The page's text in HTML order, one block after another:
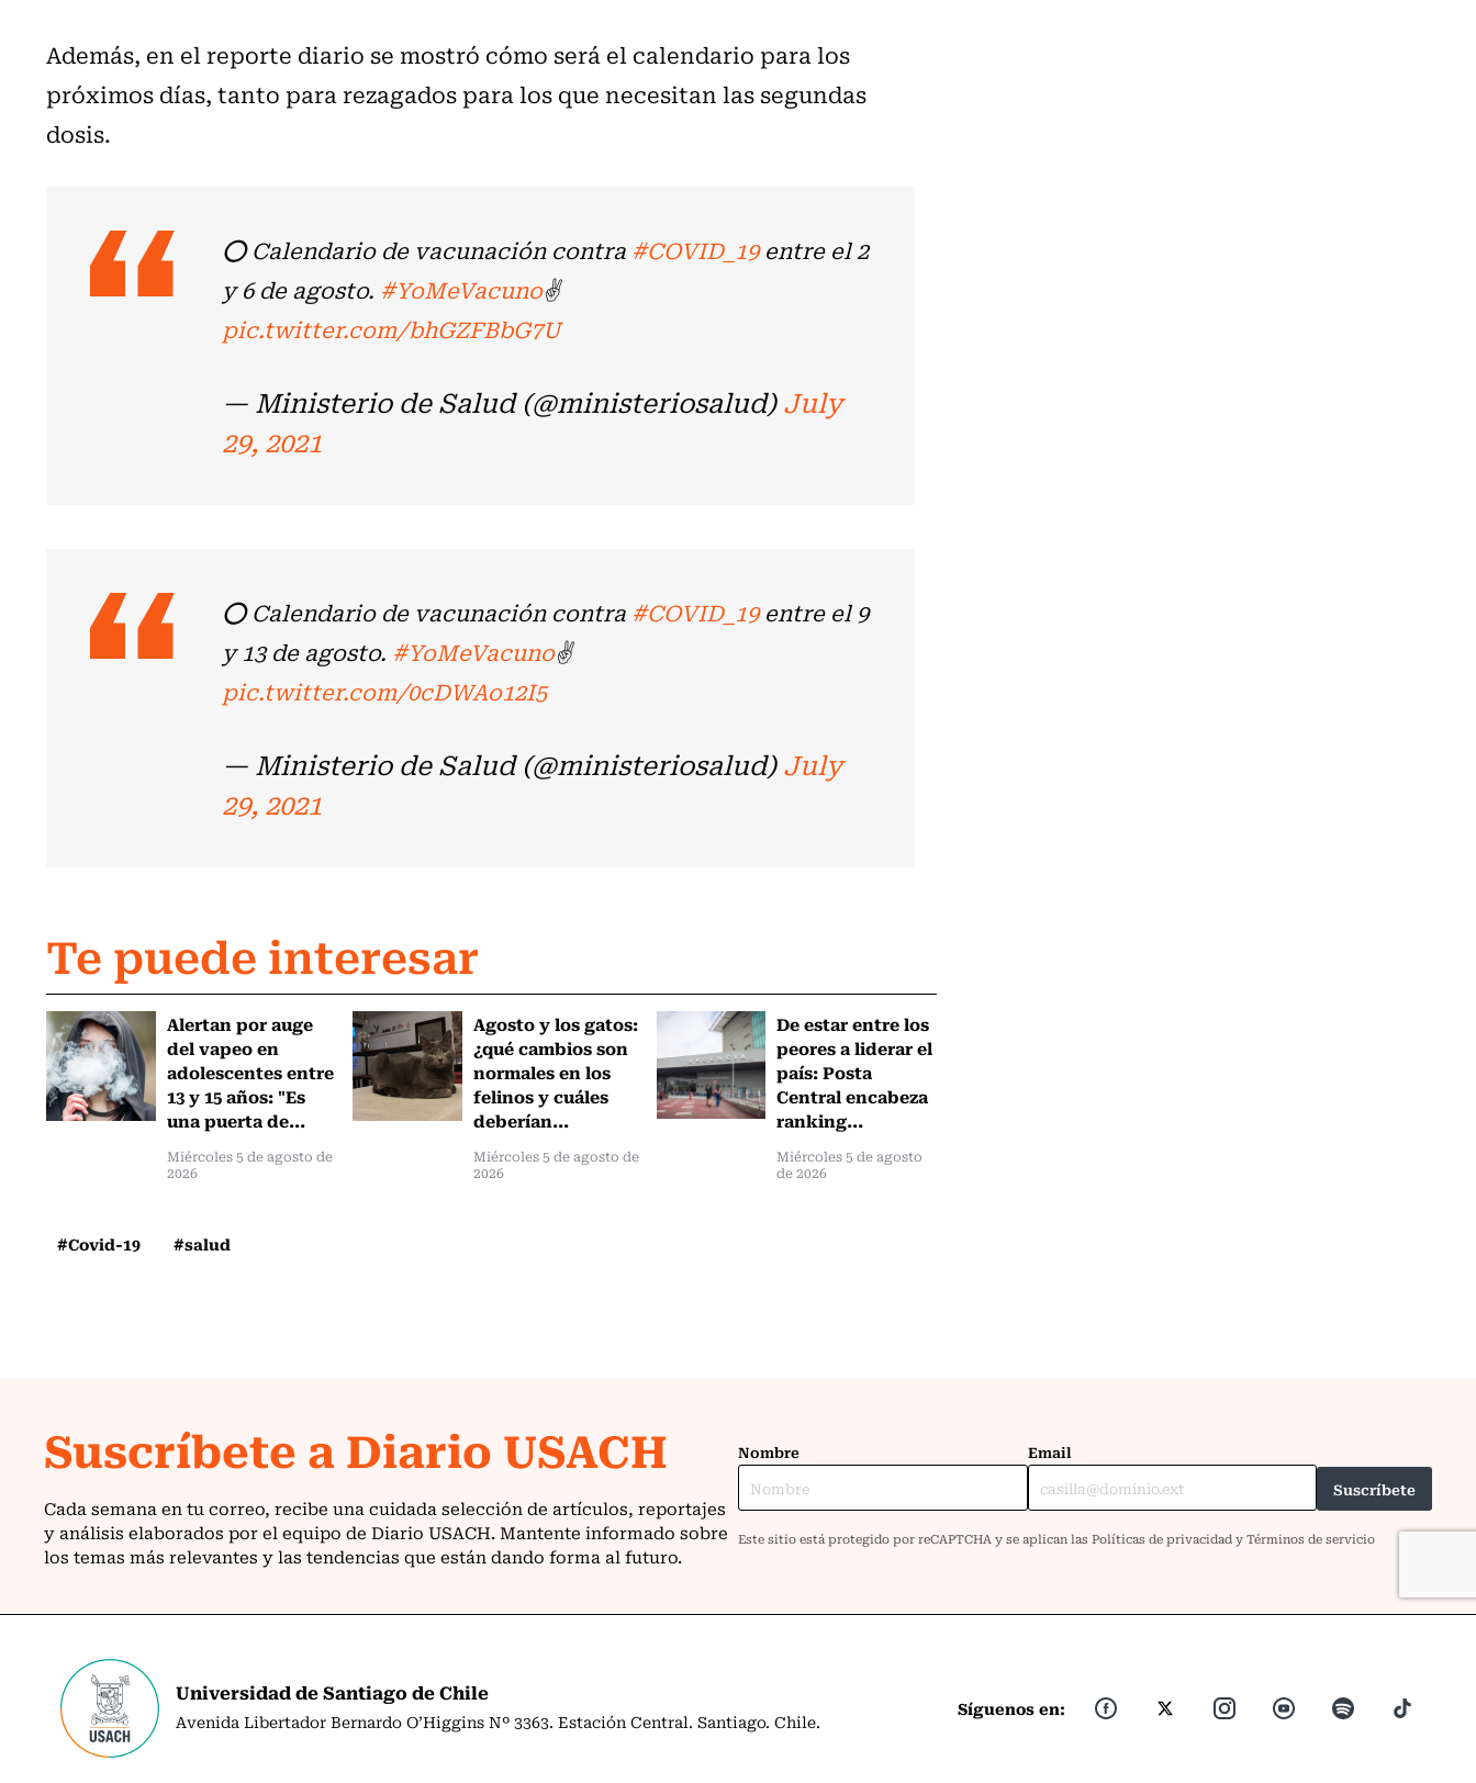
Además, en el reporte diario se mostró cómo será el calendario para los
próximos días, tanto para rezagados para los que necesitan las segundas
dosis.
⭕ Calendario de vacunación contra #COVID_19entre el 2
y 6 de agosto. #YoMeVacuno✌️
pic.twitter.com/bhGZFBbG7U
— Ministerio de Salud (@ministeriosalud)July
29, 2021
⭕ Calendario de vacunación contra #COVID_19entre el 9
y 13 de agosto. #YoMeVacuno✌️
pic.twitter.com/0cDWAo12I5
— Ministerio de Salud (@ministeriosalud)July
29, 2021
Te puede interesar
Alertan por auge
del vapeo en
adolescentes entre
13 y 15 años: "Es
una puerta de...
Miércoles 5 de agosto de
2026
Agosto y los gatos:
¿qué cambios son
normales en los
felinos y cuáles
deberían...
Miércoles 5 de agosto de
2026
De estar entre los
peores a liderar el
país: Posta
Central encabeza
ranking...
Miércoles 5 de agosto
de 2026
#Covid-19 #salud
Universidad de Santiago de Chile
Avenida Libertador Bernardo O’Higgins Nº 3363. Estación Central. Santiago. Chile.
Síguenos en: